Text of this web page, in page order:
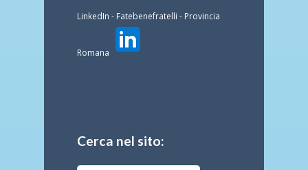
LinkedIn - Fatebenefratelli - Provincia
Romana
Cerca nel sito: